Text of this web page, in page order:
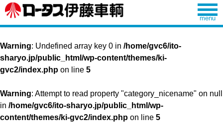
Warning: Undefined array key 0 in /home/gvc6/ito-
sharyo.jp/public_html/wp-content/themes/ki-
gvc2/index.php on line 5
Warning: Attempt to read property "category_nicename" on null
in /home/gvc6/ito-sharyo.jp/public_html/wp-
content/themes/ki-gvc2/index.php on line 5